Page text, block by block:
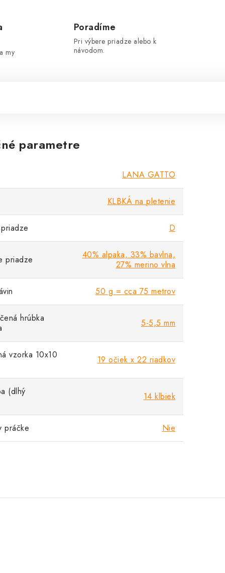
my
Poradíme
Pri výbere priadze alebo k
návodom.
parametre
LANA GATTO
KLBKÁ na pletenie
D
priadze
40% alpaka, 33% bavlna,
27% merino vlna
50 g = cca 75 metrov
hrúbka
5-5,5 mm
vzorka 10x10 19 očiek x 22 riadkov
(dlhý 14 klbiek
práčke Nie